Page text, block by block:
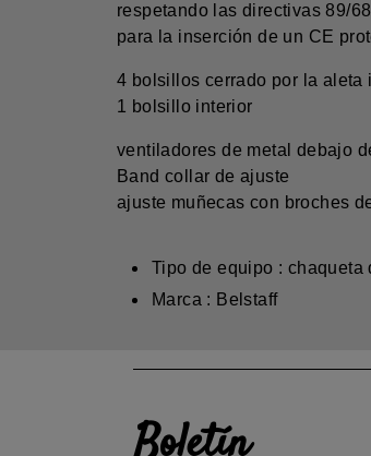
respetando las directivas 89/
para la inserción de un CE
4 bolsillos cerrado por la aleta
1 bolsillo interior
ventiladores de metal debajo
Band collar de ajuste
ajuste muñecas con broches
Tipo de equipo :
Marca : Belstaff